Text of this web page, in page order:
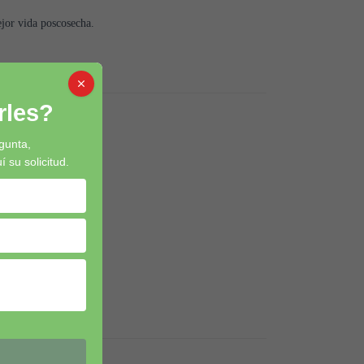
vida poscosecha.
radiación solar.
su solicitud.